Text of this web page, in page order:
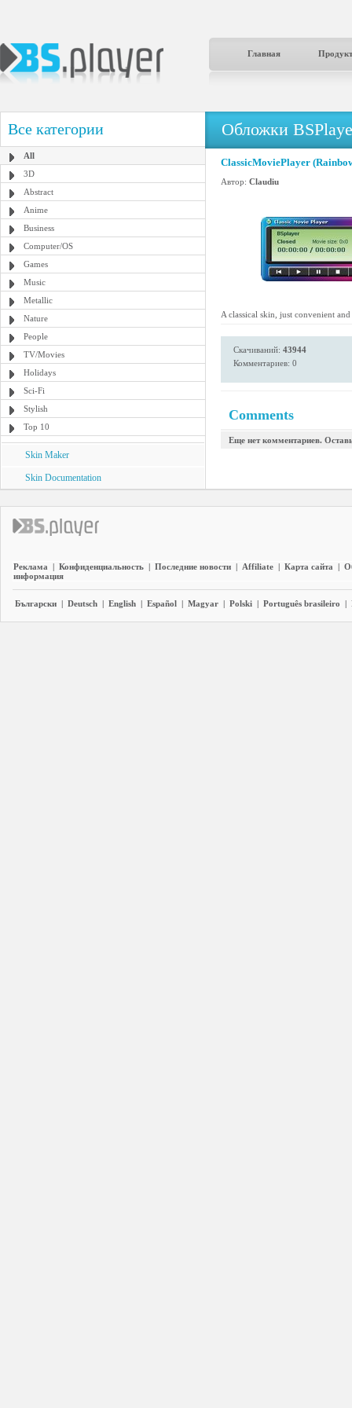
Главная
Все категории
All
3D
Abstract
Anime
Business
Computer/OS
Games
Music
Metallic
Nature
People
TV/Movies
Holidays
Sci-Fi
Stylish
Top 10
Skin Maker
Skin Documentation
Обложки
ClassicMoviePlayer
Автор: Claudiu
A classical skin, just convenient
Скачиваний: 43944
Комментариев: 0
Comments
Еще нет комментариев.
Реклама | Конфиденциальность | Последние новости | Affiliate | Карта сайта |
информация
Български | Deutsch | English | Español | Magyar | Polski | Português brasileiro |